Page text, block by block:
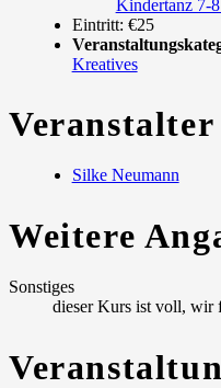
Kindertanz 7-
Eintritt: €25
Kreatives
Veranstalter
Silke Neumann
Weitere
Sonstiges
dieser Kurs ist voll, wir